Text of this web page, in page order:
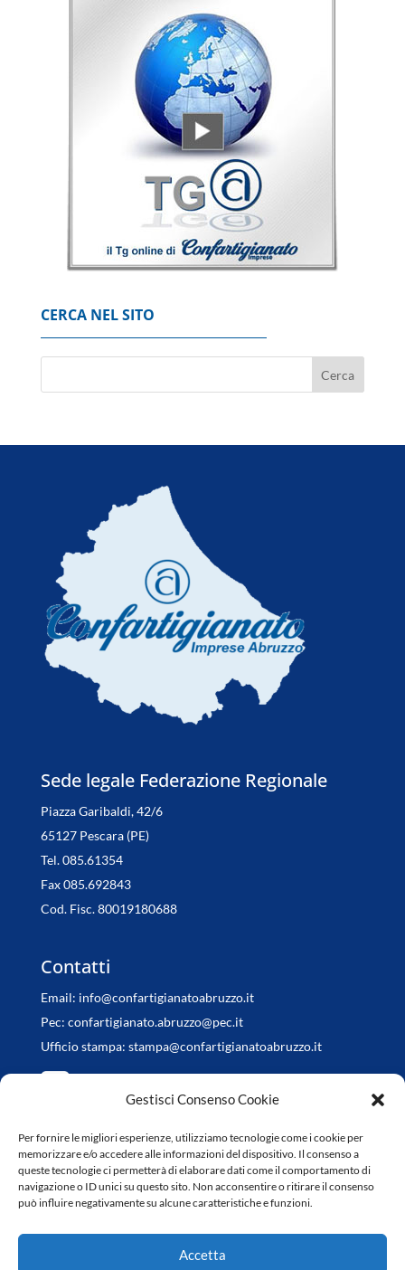
Gestisci Consenso Cookie
Per fornire le migliori esperienze, utilizziamo tecnologie come i cookie per
memorizzare e/o accedere alle informazioni del dispositivo. Il consenso a
queste tecnologie ci permetterà di elaborare dati come il comportamento di
navigazione o ID unici su questo sito. Non acconsentire o ritirare il consenso
può influire negativamente su alcune caratteristiche e funzioni.
Accetta
Borsa: l'Europa chiude positiva, Francoforte
Borsa: Milano chiude piatta a +0,06%, in luce
'Possibili crepe nella fusoliera', Usa ordinano
ispezione sui Boeing 737 Max
Codacons, su primo esodo estivo stangata
8 Agosto 2026
CERCA NEL SITO
Sede legale Federazione Regionale
Piazza Garibaldi, 42/6
65127 Pescara (PE)
Tel. 085.61354
Fax 085.692843
Cod. Fisc. 80019180688
Contatti
Email: info@confartigianatoabruzzo.it
Pec: confartigianato.abruzzo@pec.it
Ufficio stampa: stampa@confartigianatoabruzzo.it
Orari di apertura
da Lunedì a Venerdì
8.30-13.00 / 14.30-18.00